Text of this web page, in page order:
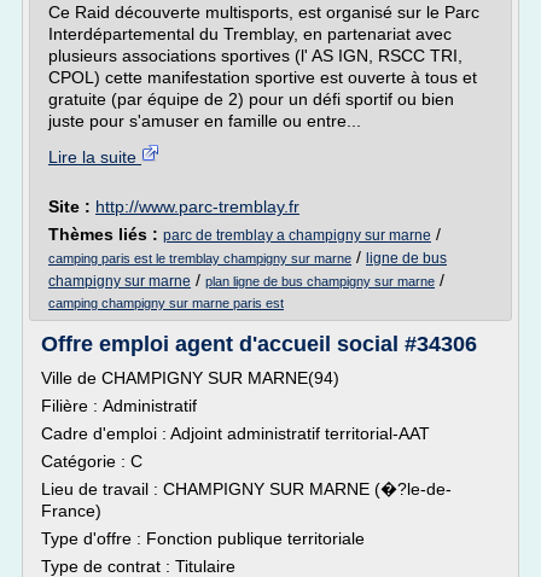
Ce Raid découverte multisports, est organisé sur le Parc
Interdépartemental du Tremblay, en partenariat avec
plusieurs associations sportives (l' AS IGN, RSCC TRI,
CPOL) cette manifestation sportive est ouverte à tous et
gratuite (par équipe de 2) pour un défi sportif ou bien
juste pour s'amuser en famille ou entre...
Lire la suite
Site : http://www.parc-tremblay.fr
Thèmes liés : parc de tremblay a champigny sur marne /
camping paris est le tremblay champigny sur marne / ligne de bus
champigny sur marne / plan ligne de bus champigny sur marne /
camping champigny sur marne paris est
Offre emploi agent d'accueil social #34306
Ville de CHAMPIGNY SUR MARNE(94)
Filière : Administratif
Cadre d'emploi : Adjoint administratif territorial-AAT
Catégorie : C
Lieu de travail : CHAMPIGNY SUR MARNE (�?le-de-
France)
Type d'offre : Fonction publique territoriale
Type de contrat : Titulaire